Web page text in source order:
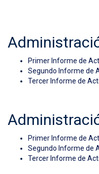
Primer Informe de
Segundo Informe de
Tercer Informe de
Primer Informe de
Segundo Informe de
Tercer Informe de